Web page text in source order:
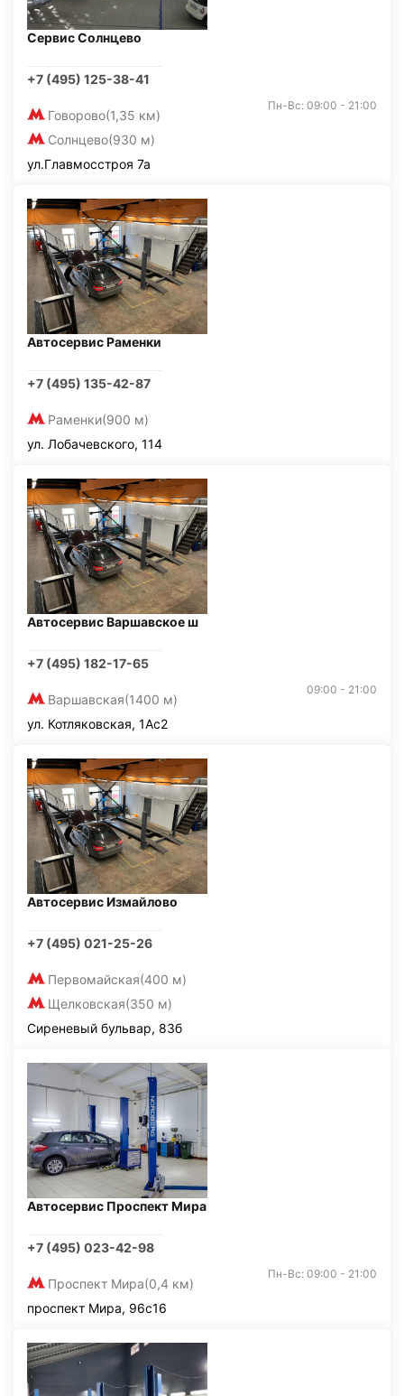
Сервис Солнцево
+7 (495) 125-38-41
Говорово(1,35 км)
Солнцево(930 м)
Пн-Вс: 09:00 - 21:00
ул.Главмосстроя 7а
Автосервис Раменки
+7 (495) 135-42-87
Раменки(900 м)
ул. Лобачевского, 114
Автосервис Варшавское ш
+7 (495) 182-17-65
Варшавская(1400 м)
09:00 - 21:00
ул. Котляковская, 1Ас2
Автосервис Измайлово
+7 (495) 021-25-26
Первомайская(400 м)
Щелковская(350 м)
Сиреневый бульвар, 83б
Автосервис Проспект Мира
+7 (495) 023-42-98
Проспект Мира(0,4 км)
Пн-Вс: 09:00 - 21:00
проспект Мира, 96с16